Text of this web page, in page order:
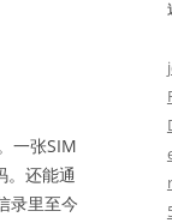
一张SIM
。还能通
录里至今